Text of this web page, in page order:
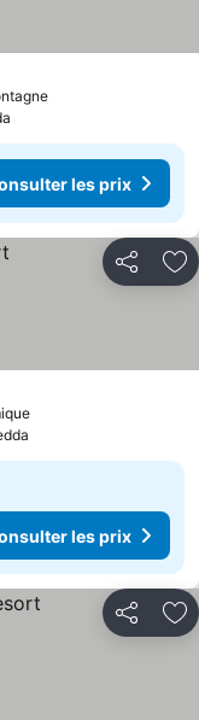
les prix
Partager
les prix
Partager